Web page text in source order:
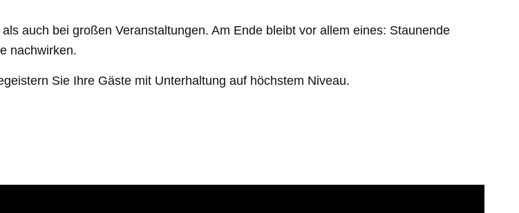
auch bei großen Veranstaltungen. Am Ende bleibt vor allem eines: Staunende
nachwirken.
Sie Ihre Gäste mit Unterhaltung auf höchstem Niveau.